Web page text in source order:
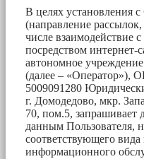
В целях установления
(направление
числе взаимодействие
посредством
автономное
(далее – «Оператор»),
5009091280
г. Домодедово, мкр.
70, пом.5, запрашивает
данным Пользователя,
соответствующего
информационного